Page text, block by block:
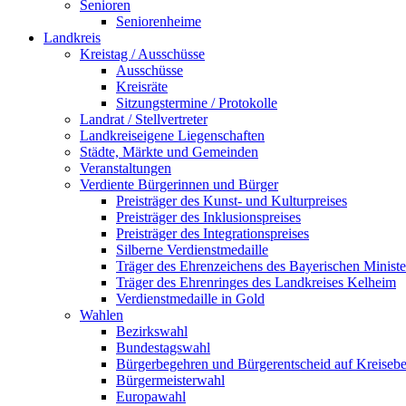
Senioren
Seniorenheime
Landkreis
Kreistag / Ausschüsse
Ausschüsse
Kreisräte
Sitzungstermine / Protokolle
Landrat / Stellvertreter
Landkreiseigene Liegenschaften
Städte, Märkte und Gemeinden
Veranstaltungen
Verdiente Bürgerinnen und Bürger
Preisträger des Kunst- und Kulturpreises
Preisträger des Inklusionspreises
Preisträger des Integrationspreises
Silberne Verdienstmedaille
Träger des Ehrenzeichens des Bayerischen
Träger des Ehrenringes des Landkreises Kelheim
Verdienstmedaille in Gold
Wahlen
Bezirkswahl
Bundestagswahl
Bürgerbegehren und Bürgerentscheid auf
Bürgermeisterwahl
Europawahl